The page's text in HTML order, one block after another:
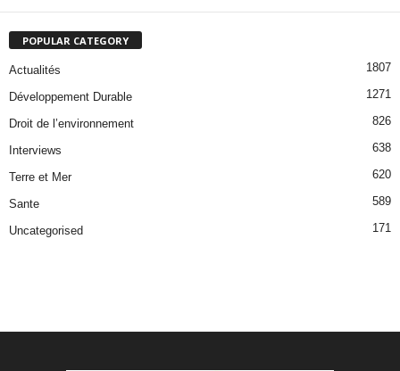
POPULAR CATEGORY
Actualités 1807
Développement Durable 1271
Droit de l’environnement 826
Interviews 638
Terre et Mer 620
Sante 589
Uncategorised 171